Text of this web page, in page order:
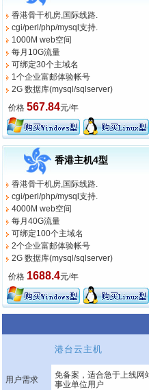
香港骨干机房,国际线路.
cgi/perl/php/mysql支持.
1000M web空间
每月10G流量
可绑定30个主域名
1个企业富邮体验帐号
2G 数据库(mysql/sqlserver)
价格 567.84元/年
香港主机4型
香港骨干机房,国际线路.
cgi/perl/php/mysql支持.
4000M web空间
每月40G流量
可绑定100个主域名
2个企业富邮体验帐号
2G 数据库(mysql/sqlserver)
价格 1688.4元/年
港台云主机
用户需求
免备案，适合急于上线网
事业单位用户